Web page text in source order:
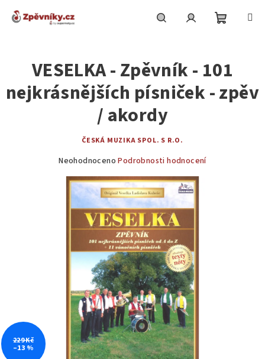
košík
VESELKA - Zpěvník - 101
nejkrásnějších písniček - zpěv
/ akordy
ČESKÁ MUZIKA SPOL. S R.O.
Průměrné
produktu
hvězdiček.
Neohodnoceno Podrobnosti hodnocení
229 Kč
–13 %